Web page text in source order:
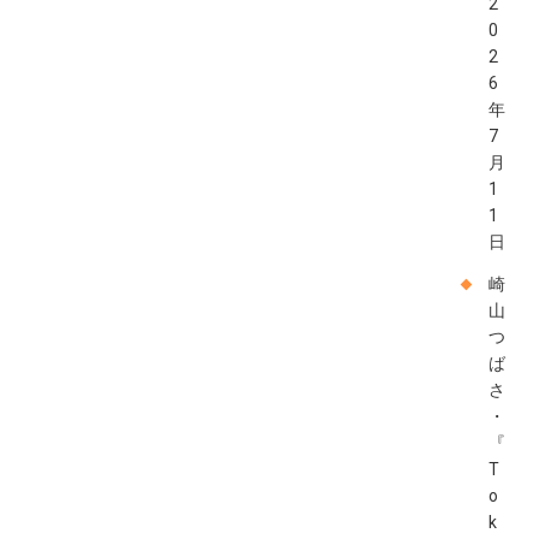
2
0
2
6
年
7
月
1
1
日
崎
山
つ
ば
さ
・
『
T
o
k